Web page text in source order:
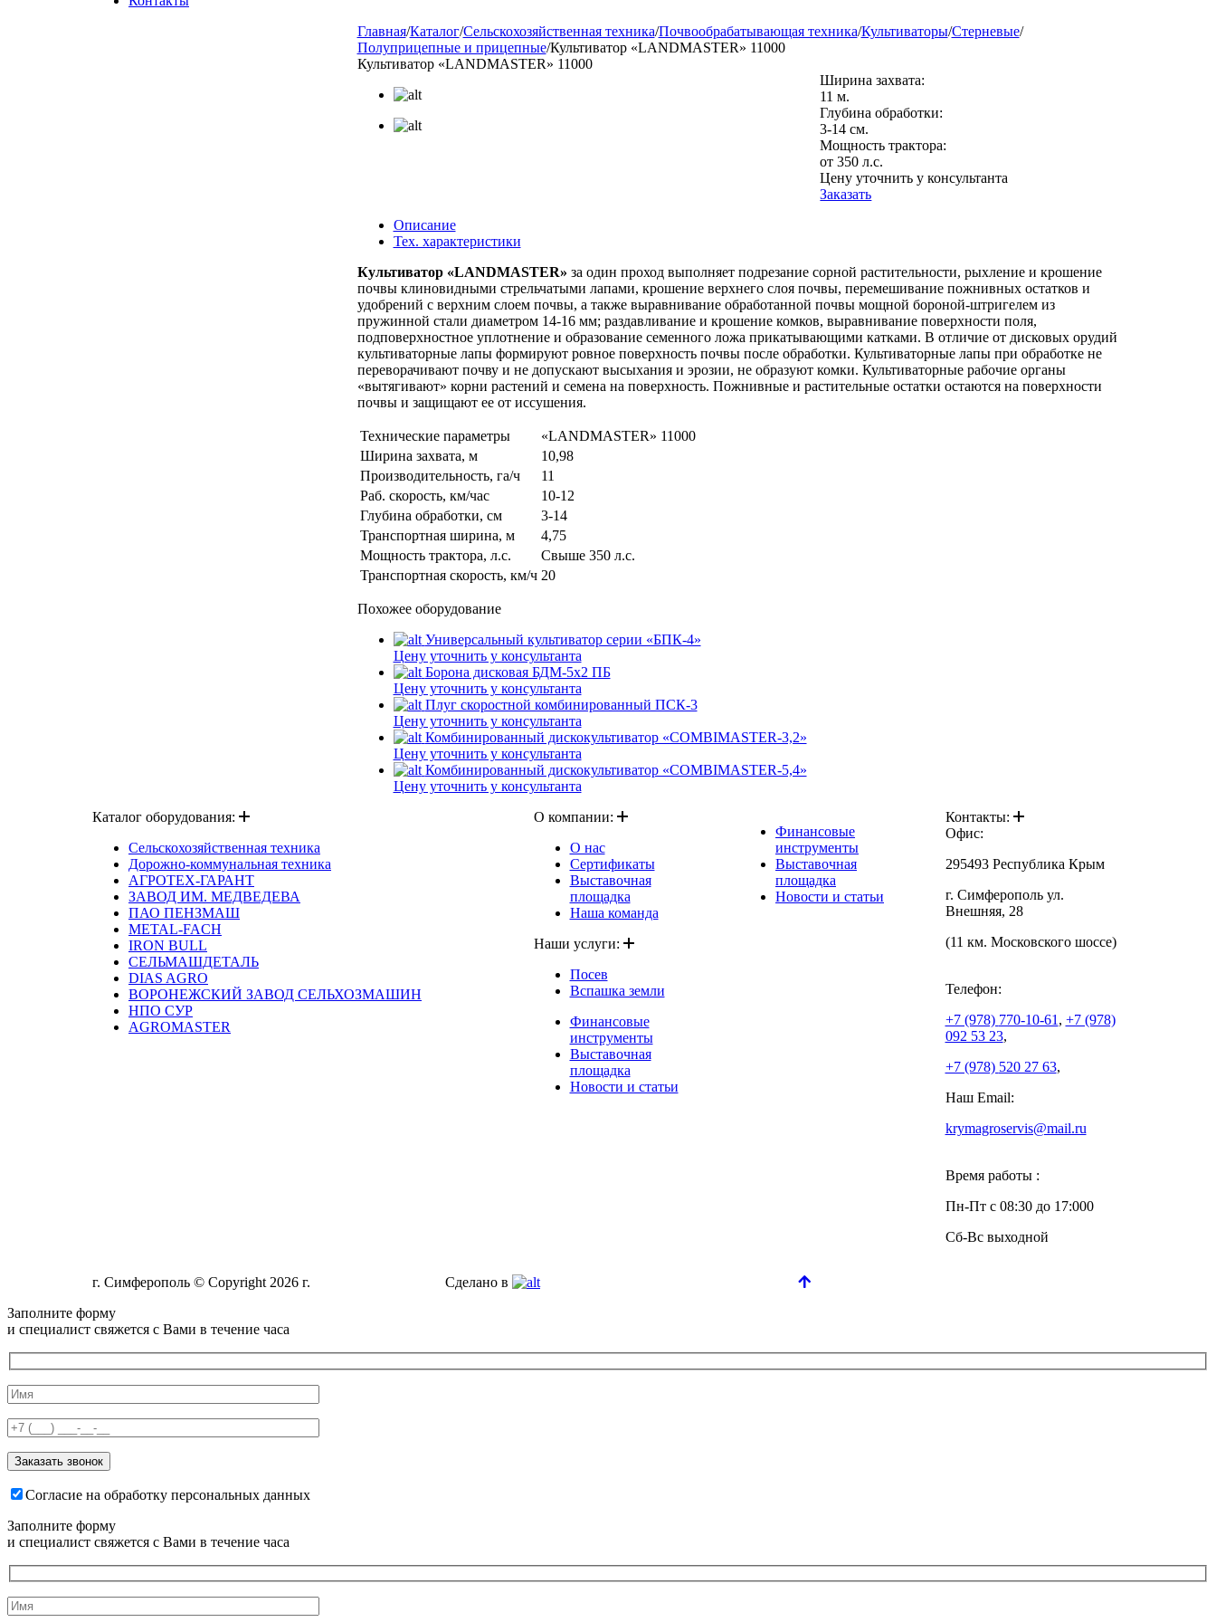
Главная/Каталог/Сельскохозяйственная техника/Почвообрабатывающая техника/Культиваторы/Стерневые/
Полуприцепные и прицепные/Культиватор «LANDMASTER» 11000
Культиватор «LANDMASTER» 11000
Ширина захвата:
11 м.
Глубина обработки:
3-14 см.
Мощность трактора:
от 350 л.с.
Цену уточнить у консультанта
Заказать
Описание
Тех. характеристики
Культиватор «LANDMASTER» за один проход выполняет подрезание сорной растительности, рыхление и крошение
почвы клиновидными стрельчатыми лапами, крошение верхнего слоя почвы, перемешивание пожнивных остатков и
удобрений с верхним слоем почвы, а также выравнивание обработанной почвы мощной бороной-штригелем из
пружинной стали диаметром 14-16 мм; раздавливание и крошение комков, выравнивание поверхности поля,
подповерхностное уплотнение и образование семенного ложа прикатывающими катками. В отличие от дисковых орудий
культиваторные лапы формируют ровное поверхность почвы после обработки. Культиваторные лапы при обработке не
переворачивают почву и не допускают высыхания и эрозии, не образуют комки. Культиваторные рабочие органы
«вытягивают» корни растений и семена на поверхность. Пожнивные и растительные остатки остаются на поверхности
почвы и защищают ее от иссушения.
Технические параметры
«LANDMASTER» 11000
Ширина захвата, м
10,98
Производительность, га/ч
11
Раб. скорость, км/час
10-12
Глубина обработки, см
3-14
Транспортная ширина, м
4,75
Мощность трактора, л.с.
Свыше 350 л.с.
Транспортная скорость, км/ч 20
Похожее оборудование
Универсальный культиватор серии «БПК-4»
Цену уточнить у консультанта
Борона дисковая БДМ-5х2 ПБ
Цену уточнить у консультанта
Плуг скоростной комбинированный ПСК-3
Цену уточнить у консультанта
Комбинированный дискокультиватор «COMBIMASTER-3,2»
Цену уточнить у консультанта
Комбинированный дискокультиватор «COMBIMASTER-5,4»
Цену уточнить у консультанта
Каталог оборудования:
Сельскохозяйственная техника
Дорожно-коммунальная техника
АГРОТЕХ-ГАРАНТ
ЗАВОД ИМ. МЕДВЕДЕВА
ПАО ПЕНЗМАШ
METAL-FACH
IRON BULL
СЕЛЬМАШДЕТАЛЬ
DIAS AGRO
ВОРОНЕЖСКИЙ ЗАВОД СЕЛЬХОЗМАШИН
НПО СУР
AGROMASTER
О компании:
О нас
Сертификаты
Выставочная
площадка
Наша команда
Наши услуги:
Посев
Вспашка земли
Финансовые
инструменты
Выставочная
площадка
Новости и статьи
Финансовые
инструменты
Выставочная
площадка
Новости и статьи
Контакты:
Офис:
295493 Республика Крым
г. Симферополь ул.
Внешняя, 28
(11 км. Московского шоссе)
Телефон:
+7 (978) 770-10-61 , +7 (978)
092 53 23,
+7 (978) 520 27 63,
Наш Email:
krymagroservis@mail.ru
Время работы :
Пн-Пт с 08:30 до 17:000
Сб-Вс выходной
г. Симферополь © Copyright 2026 г.
Сделано в
Заполните форму
и специалист свяжется с Вами в течение часа
Согласие на обработку персональных данных
Заполните форму
и специалист свяжется с Вами в течение часа